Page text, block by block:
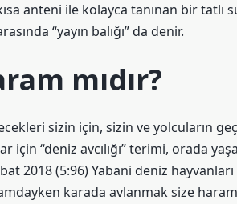
anteni ile kolayca tanınan bir tatlı
“yayın balığı” da denir.
mıdır?
sizin için, sizin ve yolcuların
için “deniz avcılığı” terimi, orada
2018 (5:96) Yabani deniz
karada avlanmak size